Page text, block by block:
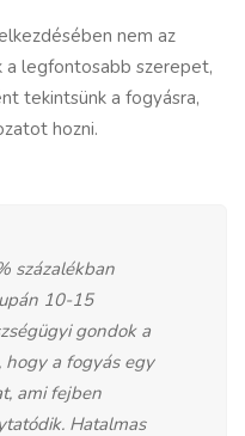
elkezdésében nem az
a legfontosabb szerepet,
tekintsünk a fogyásra,
hozni.
százalékban
10-15
gondok a
hogy a fogyás egy
ami fejben
Hatalmas